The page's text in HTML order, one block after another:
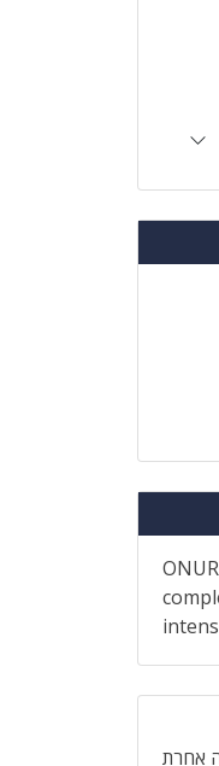
אחרת